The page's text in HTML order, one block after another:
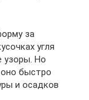
за
угля
узоры. Но
оно быстро
и осадков